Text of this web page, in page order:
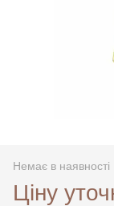
Немає в наявності
Ціну